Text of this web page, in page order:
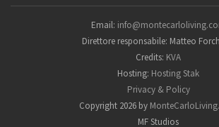
Email:
Direttore responsabile: Matteo
Credits: KVA
Hosting: Hosting Stak
Privacy & Policy
Copyright 2026 by
MF Studios